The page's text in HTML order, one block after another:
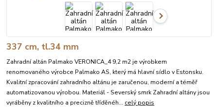
337 cm, tl.34 mm
Zahradní altán Palmako VERONICA_4 9,2 m2 je výrobkem
renomovaného výrobce Palmako AS, který má hlavní sídlo v Estonsku.
Kvalitní zpracování zahradního altánu je zaručenou, moderní a téměř
automatizovanou výrobou. Materiál - Severský smrk Zahradní altány jsou
vyráběny z kvalitního a precizně tříděnéh... celý popis